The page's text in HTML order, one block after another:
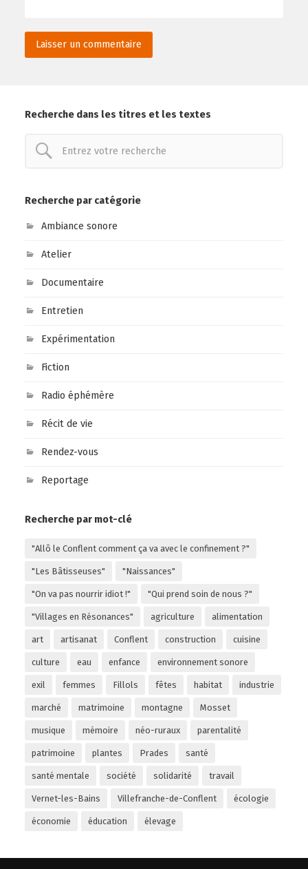
Recherche dans les titres et les textes
Recherche par catégorie
Ambiance sonore
Atelier
Documentaire
Entretien
Expérimentation
Fiction
Radio éphémère
Récit de vie
Rendez-vous
Reportage
Recherche par mot-clé
"Allô le Conflent comment ça va avec le confinement ?"
"Les Bâtisseuses" "Naissances"
"On va pas nourrir idiot !" "Qui prend soin de nous ?"
"Villages en Résonances" agriculture alimentation
art artisanat Conflent construction cuisine
culture eau enfance environnement sonore
exil femmes Fillols fêtes habitat industrie
marché matrimoine montagne Mosset
musique mémoire néo-ruraux parentalité
patrimoine plantes Prades santé
santé mentale société solidarité travail
Vernet-les-Bains Villefranche-de-Conflent écologie
économie éducation élevage